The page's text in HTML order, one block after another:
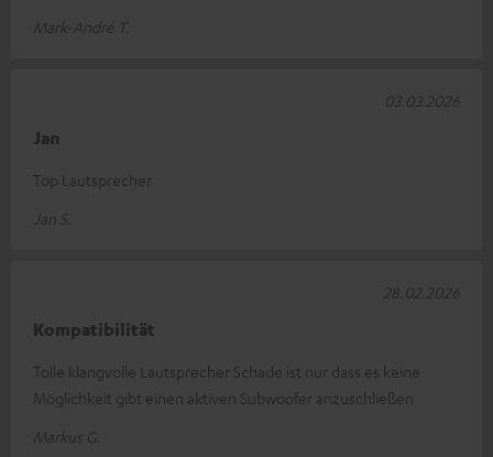
Mark-André T.
Jan
Top Lautsprecher
Jan S.
03.03.2026
Kompatibilität
Tolle klangvolle Lautsprecher Schade ist nur dass es keine
Möglichkeit gibt einen aktiven Subwoofer anzuschließen
Markus G.
28.02.2026